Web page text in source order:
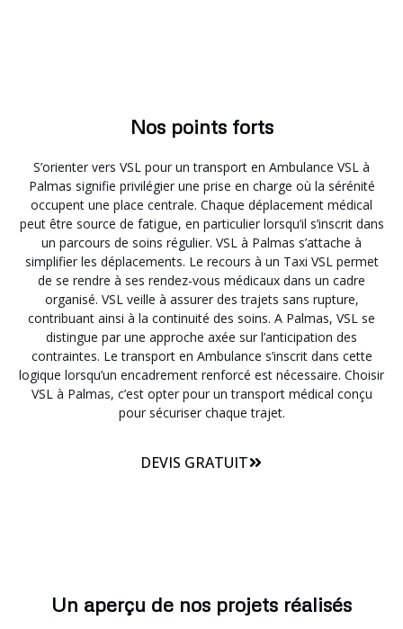
Nos points forts
S’orienter vers VSL pour un transport en Ambulance VSL à
Palmas signifie privilégier une prise en charge où la sérénité
occupent une place centrale. Chaque déplacement médical
peut être source de fatigue, en particulier lorsqu’il s’inscrit dans
un parcours de soins régulier. VSL à Palmas s’attache à
simplifier les déplacements. Le recours à un Taxi VSL permet
de se rendre à ses rendez-vous médicaux dans un cadre
organisé. VSL veille à assurer des trajets sans rupture,
contribuant ainsi à la continuité des soins. A Palmas, VSL se
distingue par une approche axée sur l’anticipation des
contraintes. Le transport en Ambulance s’inscrit dans cette
logique lorsqu’un encadrement renforcé est nécessaire. Choisir
VSL à Palmas, c’est opter pour un transport médical conçu
pour sécuriser chaque trajet.
DEVIS GRATUIT
Un aperçu de nos projets réalisés